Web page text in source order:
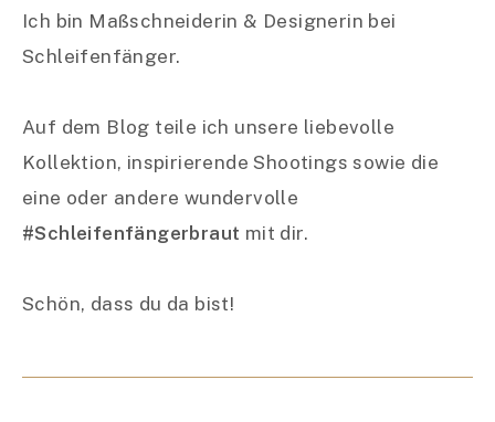
Ich bin Maßschneiderin & Designerin bei
Schleifenfänger.
Auf dem Blog teile ich unsere liebevolle
Kollektion, inspirierende Shootings sowie die
eine oder andere wundervolle
#Schleifenfängerbraut mit dir.
Schön, dass du da bist!